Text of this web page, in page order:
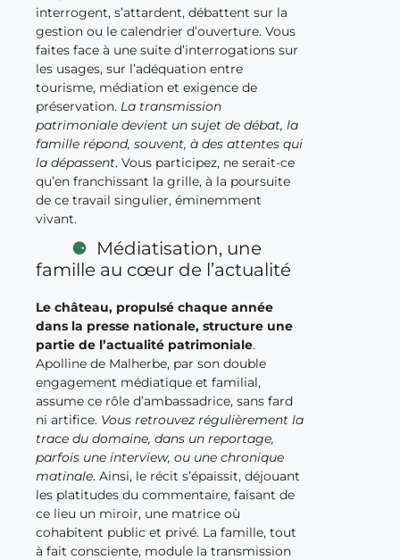
interrogent, s’attardent, débattent sur la
gestion ou le calendrier d’ouverture. Vous
faites face à une suite d’interrogations sur
les usages, sur l’adéquation entre
tourisme, médiation et exigence de
préservation. La transmission
patrimoniale devient un sujet de débat, la
famille répond, souvent, à des attentes qui
la dépassent. Vous participez, ne serait-ce
qu’en franchissant la grille, à la poursuite
de ce travail singulier, éminemment
vivant.
Médiatisation, une
famille au cœur de l’actualité
Le château, propulsé chaque année
dans la presse nationale, structure une
partie de l’actualité patrimoniale.
Apolline de Malherbe, par son double
engagement médiatique et familial,
assume ce rôle d’ambassadrice, sans fard
ni artifice. Vous retrouvez régulièrement la
trace du domaine, dans un reportage,
parfois une interview, ou une chronique
matinale. Ainsi, le récit s’épaissit, déjouant
les platitudes du commentaire, faisant de
ce lieu un miroir, une matrice où
cohabitent public et privé. La famille, tout
à fait consciente, module la transmission